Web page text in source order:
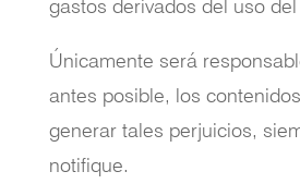
gastos derivados del uso
Únicamente será
antes posible, los
generar tales perjuicios,
notifique.